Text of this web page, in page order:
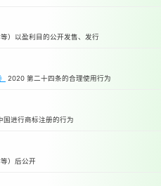
）以盈利目的公开发售、发行
2020 第二十四条的合理使用行为
国进行商标注册的行为
）后公开